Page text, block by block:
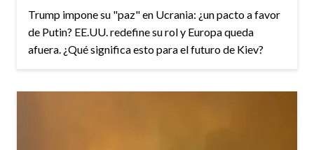
Trump impone su "paz" en Ucrania: ¿un pacto a favor
de Putin? EE.UU. redefine su rol y Europa queda
afuera. ¿Qué significa esto para el futuro de Kiev?